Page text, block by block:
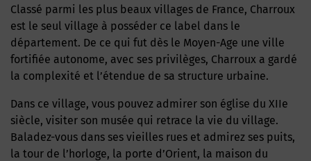
Classé parmi les plus beaux villages de France, Charroux
est le seul village à posséder ce label dans le
département. De ce qui fut dès le Moyen-Age une ville
fortifiée autonome, avec ses privilèges, Charroux a gardé
la complexité et l’étendue de sa structure urbaine.
Dans ce village, vous pouvez admirer son église du XIIe
siècle, visiter son musée qui retrace la vie du village.
Baladez-vous dans ses vieilles rues et admirez ses puits,
la tour de l’horloge, la porte d’Orient, la maison du